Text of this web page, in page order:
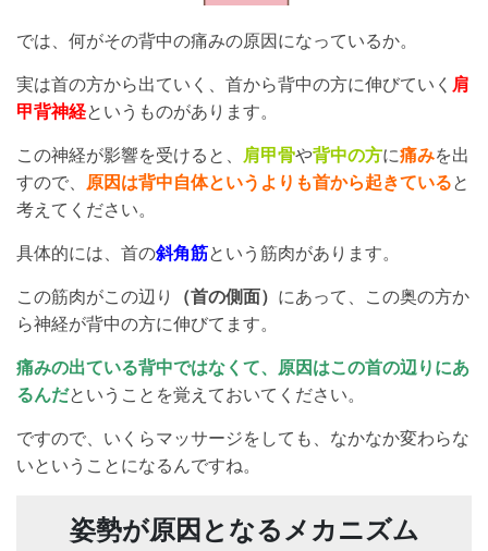
では、何がその背中の痛みの原因になっているか。
実は首の方から出ていく、首から背中の方に伸びていく 肩
甲背神経というものがあります。
この神経が影響を受けると、 肩甲骨や背中の方に痛みを出
すので、 原因は背中自体というよりも首から起きていると
考えてください。
具体的には、首の斜角筋という筋肉があります。
この筋肉がこの辺り
（首の側面） にあって、この奥の方か
ら神経が背中の方に伸びてます。
痛みの出ている背中ではなくて、原因はこの首の辺りにあ
るんだということを覚えておいてください。
ですので、いくらマッサージをしても、なかなか変わらな
いということになるんですね。
姿勢が原因となるメカニズム